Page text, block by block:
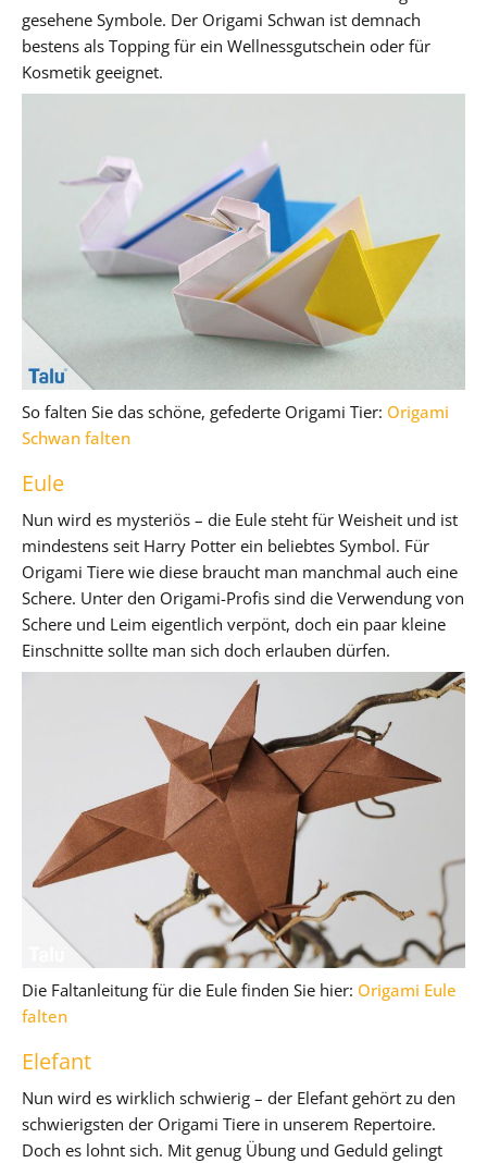
gesehene Symbole. Der Origami Schwan ist demnach
bestens als Topping für ein Wellnessgutschein oder für
Kosmetik geeignet.
So falten Sie das schöne, gefederte Origami Tier: Origami
Schwan falten
Eule
Nun wird es mysteriös – die Eule steht für Weisheit und ist
mindestens seit Harry Potter ein beliebtes Symbol. Für
Origami Tiere wie diese braucht man manchmal auch eine
Schere. Unter den Origami-Profis sind die Verwendung von
Schere und Leim eigentlich verpönt, doch ein paar kleine
Einschnitte sollte man sich doch erlauben dürfen.
Die Faltanleitung für die Eule finden Sie hier: Origami Eule
falten
Elefant
Nun wird es wirklich schwierig – der Elefant gehört zu den
schwierigsten der Origami Tiere in unserem Repertoire.
Doch es lohnt sich. Mit genug Übung und Geduld gelingt